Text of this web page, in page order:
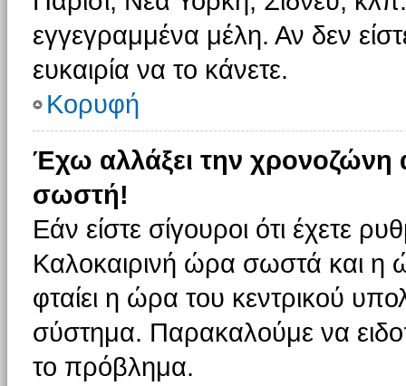
εγγεγραμμένα μέλη. Αν δεν
ευκαιρία να το κάνετε.
Κορυφή
Έχω αλλάξει την χρονοζώνη
σωστή!
Εάν είστε σίγουροι ότι έχετε
Καλοκαιρινή ώρα σωστά και η
φταίει η ώρα του κεντρικού
σύστημα. Παρακαλούμε να
το πρόβλημα.